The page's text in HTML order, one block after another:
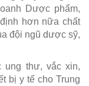
Dược phẩm,
hơn nữa chất
đội ngũ dược sỹ,
ung thư, vắc xin,
bị y tế cho Trung